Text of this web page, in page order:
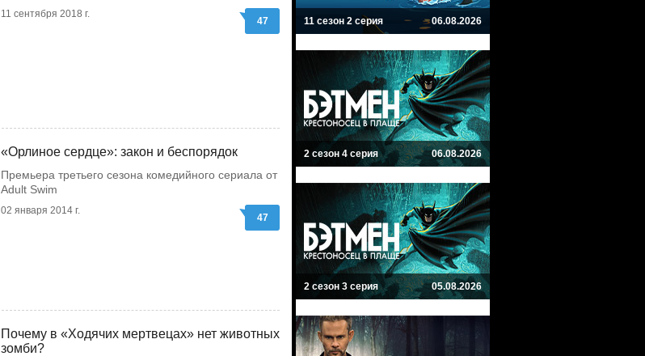
11 сентября 2018 г.
47
«Орлиное сердце»: закон и беспорядок
Премьера третьего сезона комедийного сериала от
Adult Swim
02 января 2014 г.
47
Почему в «Ходячих мертвецах» нет животных
зомби?
11 сезон 2 серия 06.08.2026
2 сезон 4 серия 06.08.2026
2 сезон 3 серия 05.08.2026